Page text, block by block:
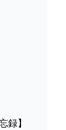
録】